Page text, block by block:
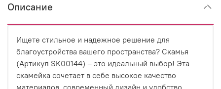
Описание
Ищете стильное и надежное решение для
благоустройства вашего пространства? Скамья
(Артикул SK00144) – это идеальный выбор! Эта
скамейка сочетает в себе высокое качество